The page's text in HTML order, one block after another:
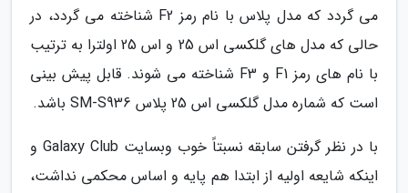
می گردد که مدل پلاس با نام رمز F2 شناخته می گردد، در
حالی که مدل های گلکسی اس 25 و اس 25 اولترا به ترتیب
با نام های رمز F1 و F3 شناخته می شوند. قابل پیش بینی
است که شماره مدل گلکسی اس 25 پلاس SM-S936 باشد.
با در نظر گرفتن سابقه نسبتاً خوب وبسایت Galaxy Club و
اینکه شایعه اولیه از ابتدا هم پایه و اساس محکمی نداشت،